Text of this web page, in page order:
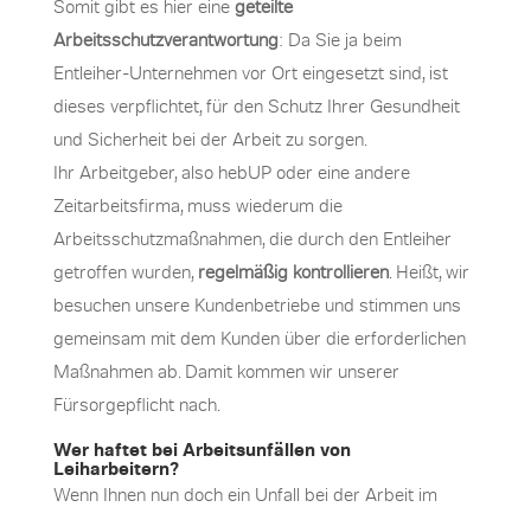
Somit gibt es hier eine geteilte
Arbeitsschutzverantwortung: Da Sie ja beim
Entleiher-Unternehmen vor Ort eingesetzt sind, ist
dieses verpflichtet, für den Schutz Ihrer Gesundheit
und Sicherheit bei der Arbeit zu sorgen.
Ihr Arbeitgeber, also hebUP oder eine andere
Zeitarbeitsfirma, muss wiederum die
Arbeitsschutzmaßnahmen, die durch den Entleiher
getroffen wurden, regelmäßig kontrollieren. Heißt, wir
besuchen unsere Kundenbetriebe und stimmen uns
gemeinsam mit dem Kunden über die erforderlichen
Maßnahmen ab. Damit kommen wir unserer
Fürsorgepflicht nach.
Wer haftet bei Arbeitsunfällen von
Leiharbeitern?
Wenn Ihnen nun doch ein Unfall bei der Arbeit im